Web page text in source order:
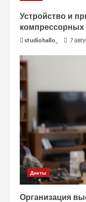
Устройство и
компрессорных
studiohallo_ 7
Диеты
Организация